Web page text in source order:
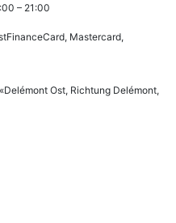
– 21:00
Mastercard,
Ost, Richtung Delémont,